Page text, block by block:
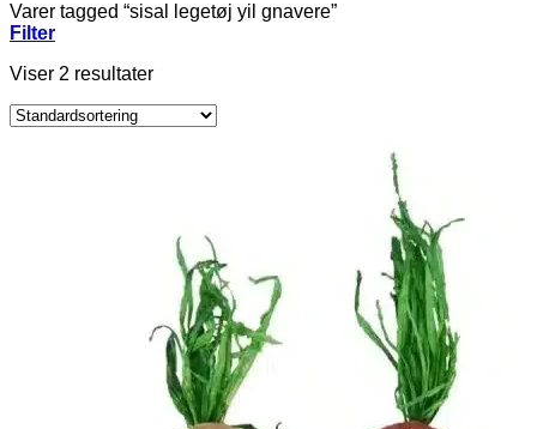
Varer tagged “sisal legetøj yil gnavere”
Filter
Viser 2 resultater